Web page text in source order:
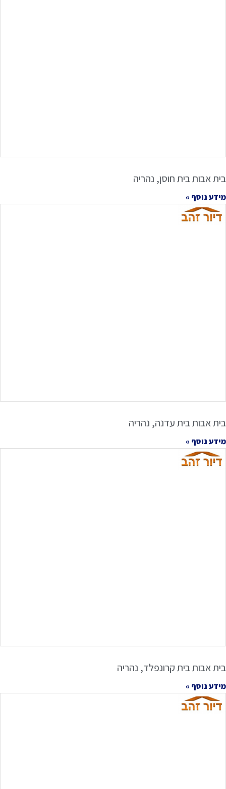
בית אבות בית חוסן, נהריה
מידע נוסף »
בית אבות בית עדנה, נהריה
מידע נוסף »
בית אבות בית קרונפלד, נהריה
מידע נוסף »